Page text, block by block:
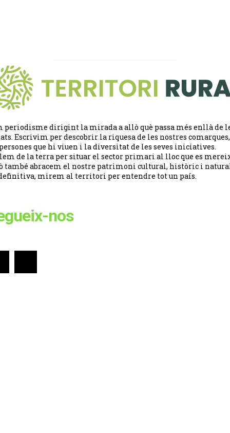
periodisme dirigint la mirada a allò què passa més enllà de
Escrivim per descobrir la riquesa de les nostres
que hi viuen i la diversitat de les seves iniciatives.
de la terra per situar el sector primari al lloc que es
també abracem el nostre patrimoni cultural, històric i
mirem al territori per entendre tot un país.
nos